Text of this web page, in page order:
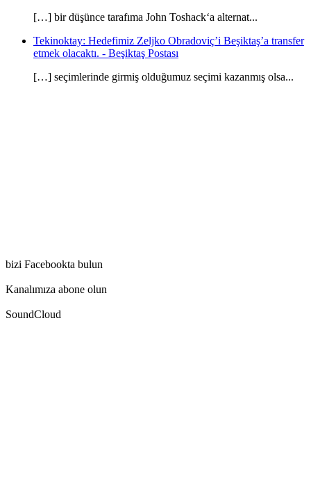
[…] bir düşünce tarafıma John Toshack‘a alternat...
Tekinoktay: Hedefimiz Zeljko Obradoviç’i Beşiktaş’a transfer
etmek olacaktı. - Beşiktaş Postası
[…] seçimlerinde girmiş olduğumuz seçimi kazanmış olsa...
bizi Facebookta bulun
Kanalımıza abone olun
SoundCloud